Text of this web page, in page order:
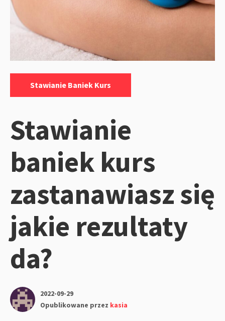
Stawianie Baniek Kurs
Stawianie
baniek kurs
zastanawiasz się
jakie rezultaty
da?
2022-09-29
Opublikowane przez kasia